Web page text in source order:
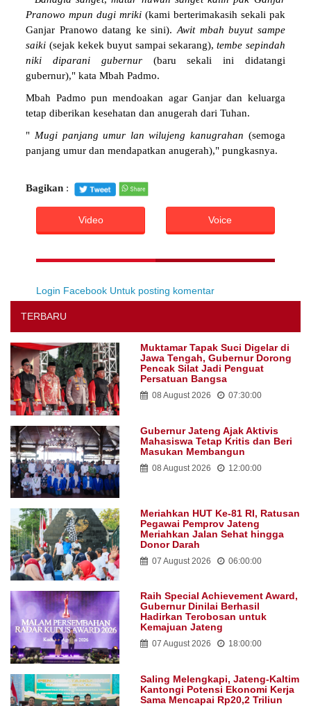
Pranowo mpun dugi mriki (kami berterimakasih sekali pak
Ganjar Pranowo datang ke sini).Awit mbah buyut sampe
saiki (sejak kekek buyut sampai sekarang),tembe sepindah
niki
diparani gubernur(baru sekali ini didatangi
gubernur)," kata Mbah Padmo.
Mbah Padmo pun mendoakan agar Ganjar dan keluarga
tetap diberikan kesehatan dan anugerah dari Tuhan.
" Mugi panjang umur lan wilujeng kanugrahan (semoga
panjang umur dan mendapatkan anugerah)," pungkasnya.
Bagikan :
Video Voice
Login Facebook Untuk posting komentar
TERBARU
Muktamar Tapak Suci Digelar di
Jawa Tengah, Gubernur Dorong
Pencak Silat Jadi Penguat
Persatuan Bangsa
08 August 2026 07:30:00
Gubernur Jateng Ajak Aktivis
Mahasiswa Tetap Kritis dan Beri
Masukan Membangun
08 August 2026 12:00:00
Meriahkan HUT Ke-81 RI, Ratusan
Pegawai Pemprov Jateng
Meriahkan Jalan Sehat hingga
Donor Darah
07 August 2026 06:00:00
Raih Special Achievement Award,
Gubernur Dinilai Berhasil
Hadirkan Terobosan untuk
Kemajuan Jateng
07 August 2026 18:00:00
Saling Melengkapi, Jateng-Kaltim
Kantongi Potensi Ekonomi Kerja
Sama Mencapai Rp20,2 Triliun